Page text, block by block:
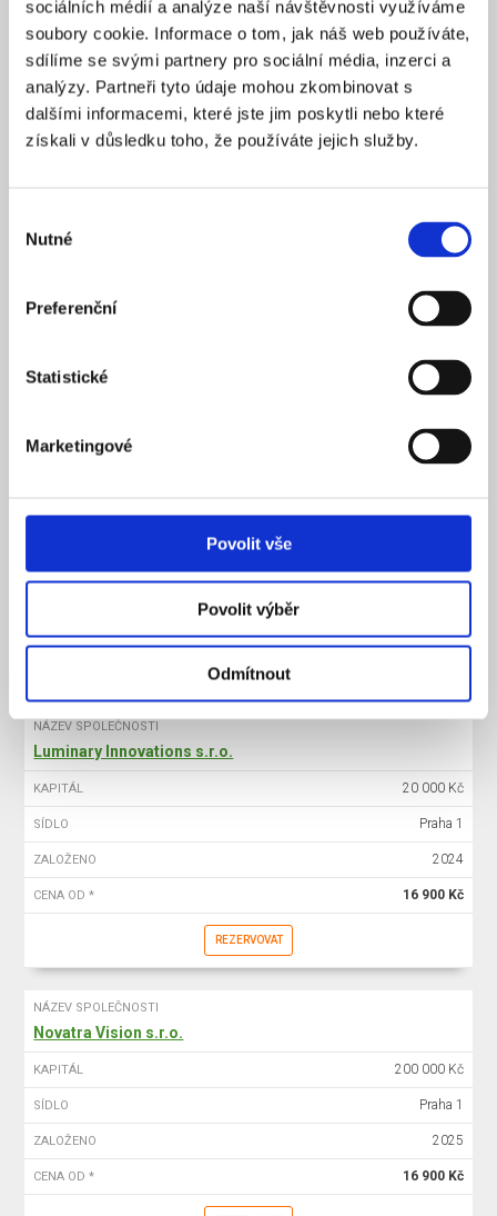
sociálních médií a analýze naší návštěvnosti využíváme
soubory cookie. Informace o tom, jak náš web používáte,
sdílíme se svými partnery pro sociální média, inzerci a
analýzy. Partneři tyto údaje mohou zkombinovat s
dalšími informacemi, které jste jim poskytli nebo které
získali v důsledku toho, že používáte jejich služby.
souhlasu
Nutné
Preferenční
Statistické
Marketingové
Povolit vše
Povolit výběr
Odmítnout
ZALOŽENO 2025
CENA OD * 15 900 Kč
REZERVOVAT
20 000 Kč
Praha 1
ZALOŽENO 2025
NÁZEV SPOLEČNOSTI
ZALOŽENO 2025
NÁZEV SPOLEČNOSTI
Luminary Innovations s.r.o.
KAPITÁL 20 000 Kč
SÍDLO Praha 1
ZALOŽENO 2024
CENA OD * 16 900 Kč
REZERVOVAT
NÁZEV SPOLEČNOSTI
Novatra Vision s.r.o.
KAPITÁL 200 000 Kč
SÍDLO Praha 1
ZALOŽENO 2025
CENA OD * 16 900 Kč